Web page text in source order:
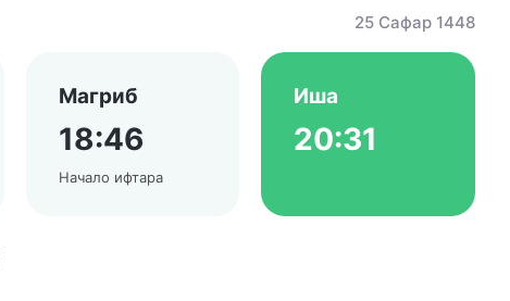
25 Сафар 1448
Магриб
18:46
Начало ифтара
Иша
20:31